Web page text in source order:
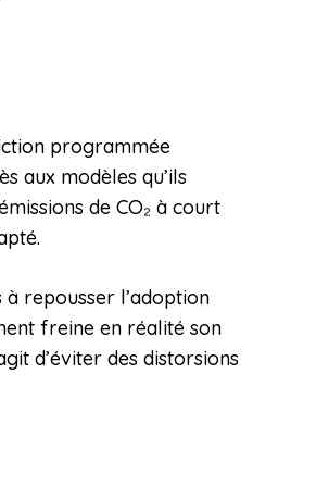
programmée
aux modèles qu’ils
de CO₂ à court
repousser l’adoption
freine en réalité son
d’éviter des distorsions